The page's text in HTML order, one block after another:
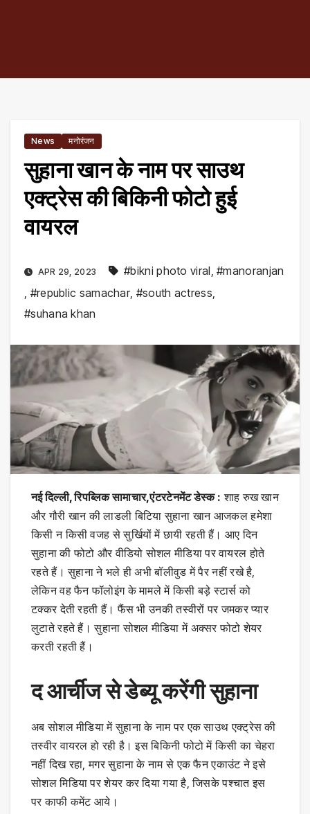
News मनोरंजन
सुहाना खान के नाम पर साउथ
एक्ट्रेस की बिकिनी फोटो हुई
वायरल
APR 29, 2023 #bikni photo viral,#manoranjan
, #republic samachar, #south actress,
#suhana khan
नई दिल्ली, रिपब्लिक सामाचार,एंटरटेनमेंट डेस्क : शाह रुख खान
और गौरी खान की लाडली बिटिया सुहाना खान आजकल हमेशा
किसी न किसी वजह से सुर्खियों में छायी रहती हैं। आए दिन
सुहाना की फोटो और वीडियो सोशल मीडिया पर वायरल होते
रहते हैं। सुहाना ने भले ही अभी बॉलीवुड में पैर नहीं रखे है,
लेकिन वह फैन फॉलोइंग के मामले में किसी बड़े स्टार्स को
टक्कर देती रहती हैं। फैंस भी उनकी तस्वीरों पर जमकर प्यार
लुटाते रहते हैं। सुहाना सोशल मीडिया में अक्सर फोटो शेयर
करती रहती हैं।
द आर्चीज से डेब्यू करेंगी सुहाना
अब सोशल मीडिया में सुहाना के नाम पर एक साउथ एक्ट्रेस की
तस्वीर वायरल हो रही है। इस बिकिनी फोटो में किसी का चेहरा
नहीं दिख रहा, मगर सुहाना के नाम से एक फैन एकाउंट ने इसे
सोशल मिडिया पर शेयर कर दिया गया है, जिसके पश्चात इस
पर काफी कमेंट आये।